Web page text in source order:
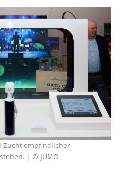
Zucht empfindlicher
| © JUMO